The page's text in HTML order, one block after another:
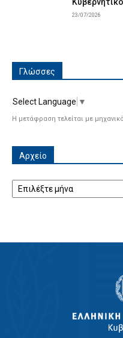
23/07/2026
Γλώσσες
Select Language ▼
Η μετάφραση τελείται με
Αρχείο
Αρχείο